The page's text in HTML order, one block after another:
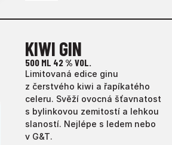
KIWI GIN
500 ML 42 % VOL.
Limitovaná edice ginu
z čerstvého kiwi a řapíkatého
celeru. Svěží ovocná šťavnatost
s bylinkovou zemitostí a lehkou
slaností. Nejlépe s ledem nebo
v G&T.